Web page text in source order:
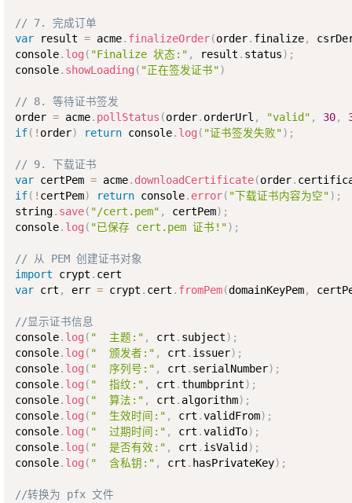
// 7. 完成订单
var result = acme. finalizeOrder(order. finalize,
console. log ( "Finalize 状态:" , result . status) ;
console. showLoading ( "正在签发证书")
// 8. 等待证书签发
order = acme. pollStatus (order. orderUrl , "valid" , 30,
if( ! order) return console. log ( "证书签发失败") ;
// 9. 下载证书
var certPem = acme. downloadCertificate(order.
if( ! certPem) return console. error( "下载证书内容为空") ;
string. save( "/cert.pem" , certPem) ;
console. log ( "已保存 cert.pem 证书!") ;
// 从 PEM 创建证书对象
import crypt .
var crt , err = crypt . cert . fromPem(domainKeyPem,
//显示证书信息
console. log ( "  主题:" , crt . subject) ;
console. log ( "  颁发者:" , crt . issuer) ;
console. log ( "  序列号:" , crt . serialNumber) ;
console. log ( "  指纹:" , crt .thumbprint) ;
console. log ( "  算法:" , crt . algorithm) ;
console. log ( "  生效时间:" , crt .validFrom) ;
console. log ( "  过期时间:" , crt .validTo) ;
console. log ( "  是否有效:" , crt . isValid ) ;
console. log ( "  含私钥:" , crt . hasPrivateKey) ;
//转换为 pfx 文件